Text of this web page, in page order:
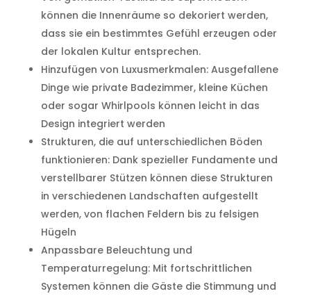
können die Innenräume so dekoriert werden,
dass sie ein bestimmtes Gefühl erzeugen oder
der lokalen Kultur entsprechen.
Hinzufügen von Luxusmerkmalen: Ausgefallene
Dinge wie private Badezimmer, kleine Küchen
oder sogar Whirlpools können leicht in das
Design integriert werden
Strukturen, die auf unterschiedlichen Böden
funktionieren: Dank spezieller Fundamente und
verstellbarer Stützen können diese Strukturen
in verschiedenen Landschaften aufgestellt
werden, von flachen Feldern bis zu felsigen
Hügeln
Anpassbare Beleuchtung und
Temperaturregelung: Mit fortschrittlichen
Systemen können die Gäste die Stimmung und